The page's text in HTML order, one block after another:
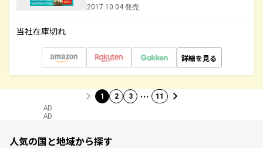
2017.10.04 発売
当社在庫切れ
詳細を見る
1 2 3 … 11
AD
AD
人気の国と地域から探す